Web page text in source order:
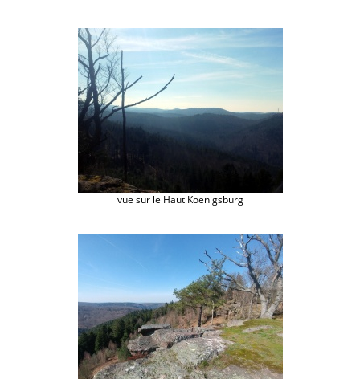
vue sur le Haut Koenigsburg